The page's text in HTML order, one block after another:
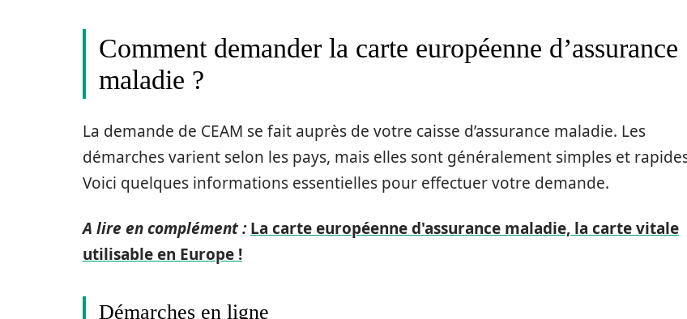
Comment demander la carte européenne d’assurance
maladie ?
La demande de CEAM se fait auprès de votre caisse d’assurance maladie. Les
démarches varient selon les pays, mais elles sont généralement simples et
Voici quelques informations essentielles pour effectuer votre demande.
A lire en complément : La carte européenne d'assurance maladie, la carte vitale
utilisable en Europe !
Démarches en ligne